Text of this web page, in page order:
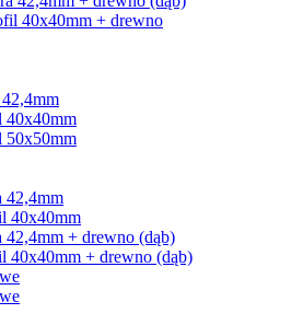
40x40mm + drewno
40x40mm
50x50mm
42,4mm
40x40mm
42,4mm + drewno (dąb)
40x40mm + drewno (dąb)